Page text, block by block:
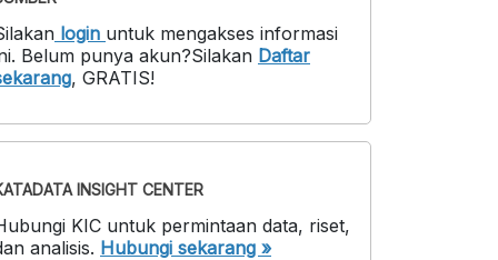
login untuk mengakses informasi
. Belum punya akun?Silakan Daftar
, GRATIS!
INSIGHT CENTER
KIC untuk permintaan data, riset,
analisis. Hubungi sekarang »